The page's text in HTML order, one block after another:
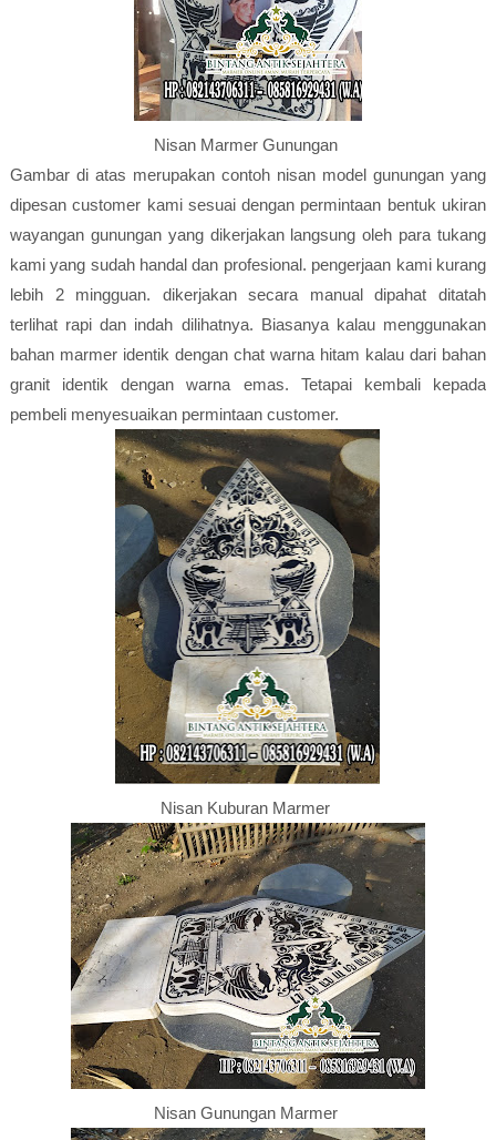
Nisan Marmer Gunungan
Gambar di atas merupakan contoh nisan model gunungan yang
dipesan customer kami sesuai dengan permintaan bentuk ukiran
wayangan gunungan yang dikerjakan langsung oleh para tukang
kami yang sudah handal dan profesional. pengerjaan kami kurang
lebih 2 mingguan. dikerjakan secara manual dipahat ditatah
terlihat rapi dan indah dilihatnya. Biasanya kalau menggunakan
bahan marmer identik dengan chat warna hitam kalau dari bahan
granit identik dengan warna emas. Tetapai kembali kepada
pembeli menyesuaikan permintaan customer.
Nisan Kuburan Marmer
Nisan Gunungan Marmer